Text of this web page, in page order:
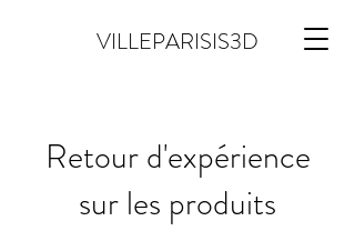
VILLEPARISIS3D
Retour d'expérience
sur les produits